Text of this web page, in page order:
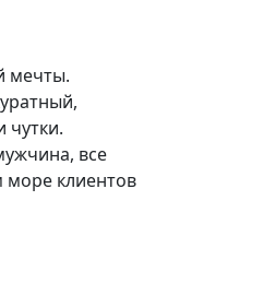
мечты.
чутки.
все
море клиентов